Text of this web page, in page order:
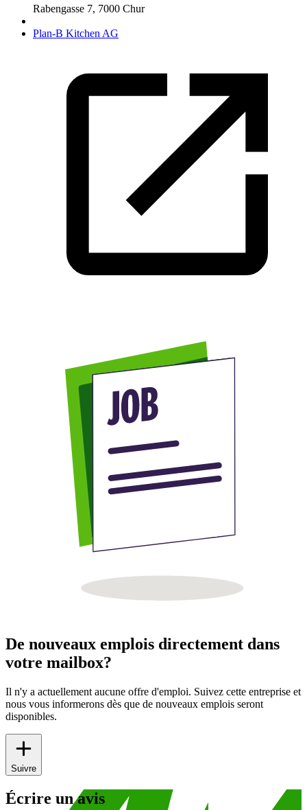
Rabengasse 7, 7000 Chur
Plan-B Kitchen AG
De nouveaux emplois directement dans
votre mailbox?
Il n'y a actuellement aucune offre d'emploi. Suivez cette entreprise et
nous vous informerons dès que de nouveaux emplois seront
disponibles.
Suivre
Écrire un avis